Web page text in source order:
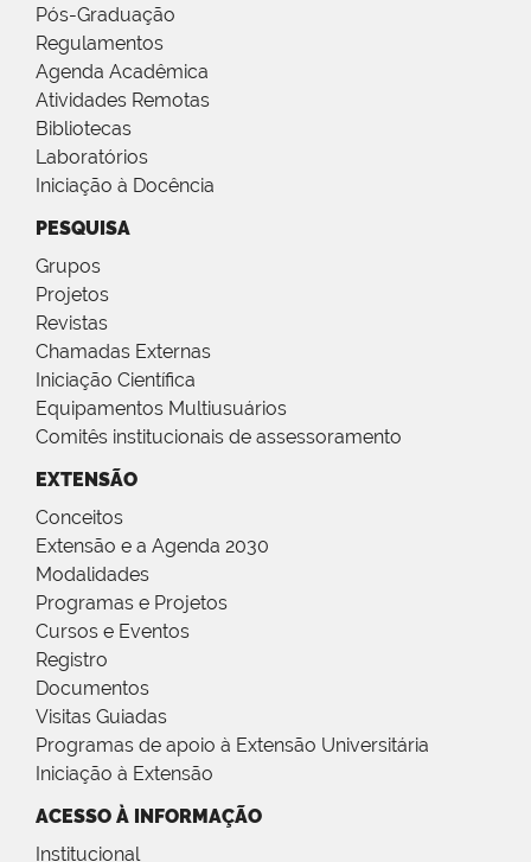
Pós-Graduação
Regulamentos
Agenda Acadêmica
Atividades Remotas
Bibliotecas
Laboratórios
Iniciação à Docência
PESQUISA
Grupos
Projetos
Revistas
Chamadas Externas
Iniciação Científica
Equipamentos Multiusuários
Comitês institucionais de assessoramento
EXTENSÃO
Conceitos
Extensão e a Agenda 2030
Modalidades
Programas e Projetos
Cursos e Eventos
Registro
Documentos
Visitas Guiadas
Programas de apoio à Extensão Universitária
Iniciação à Extensão
ACESSO À INFORMAÇÃO
Institucional